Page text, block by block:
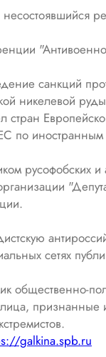
санкций
никелевой
стран
по
русофобских
сетях
общественно-
лица,
galkina.spb.ru